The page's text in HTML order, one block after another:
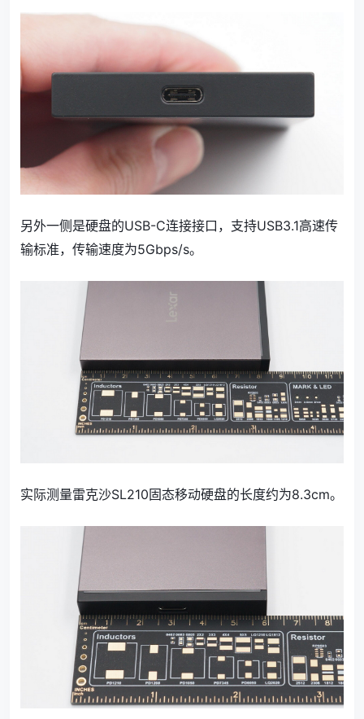
另外一侧是硬盘的USB-C连接接口，支持USB3.1高速传
输标准，传输速度为5Gbps/s。
实际测量雷克沙SL210固态移动硬盘的长度约为8.3cm。